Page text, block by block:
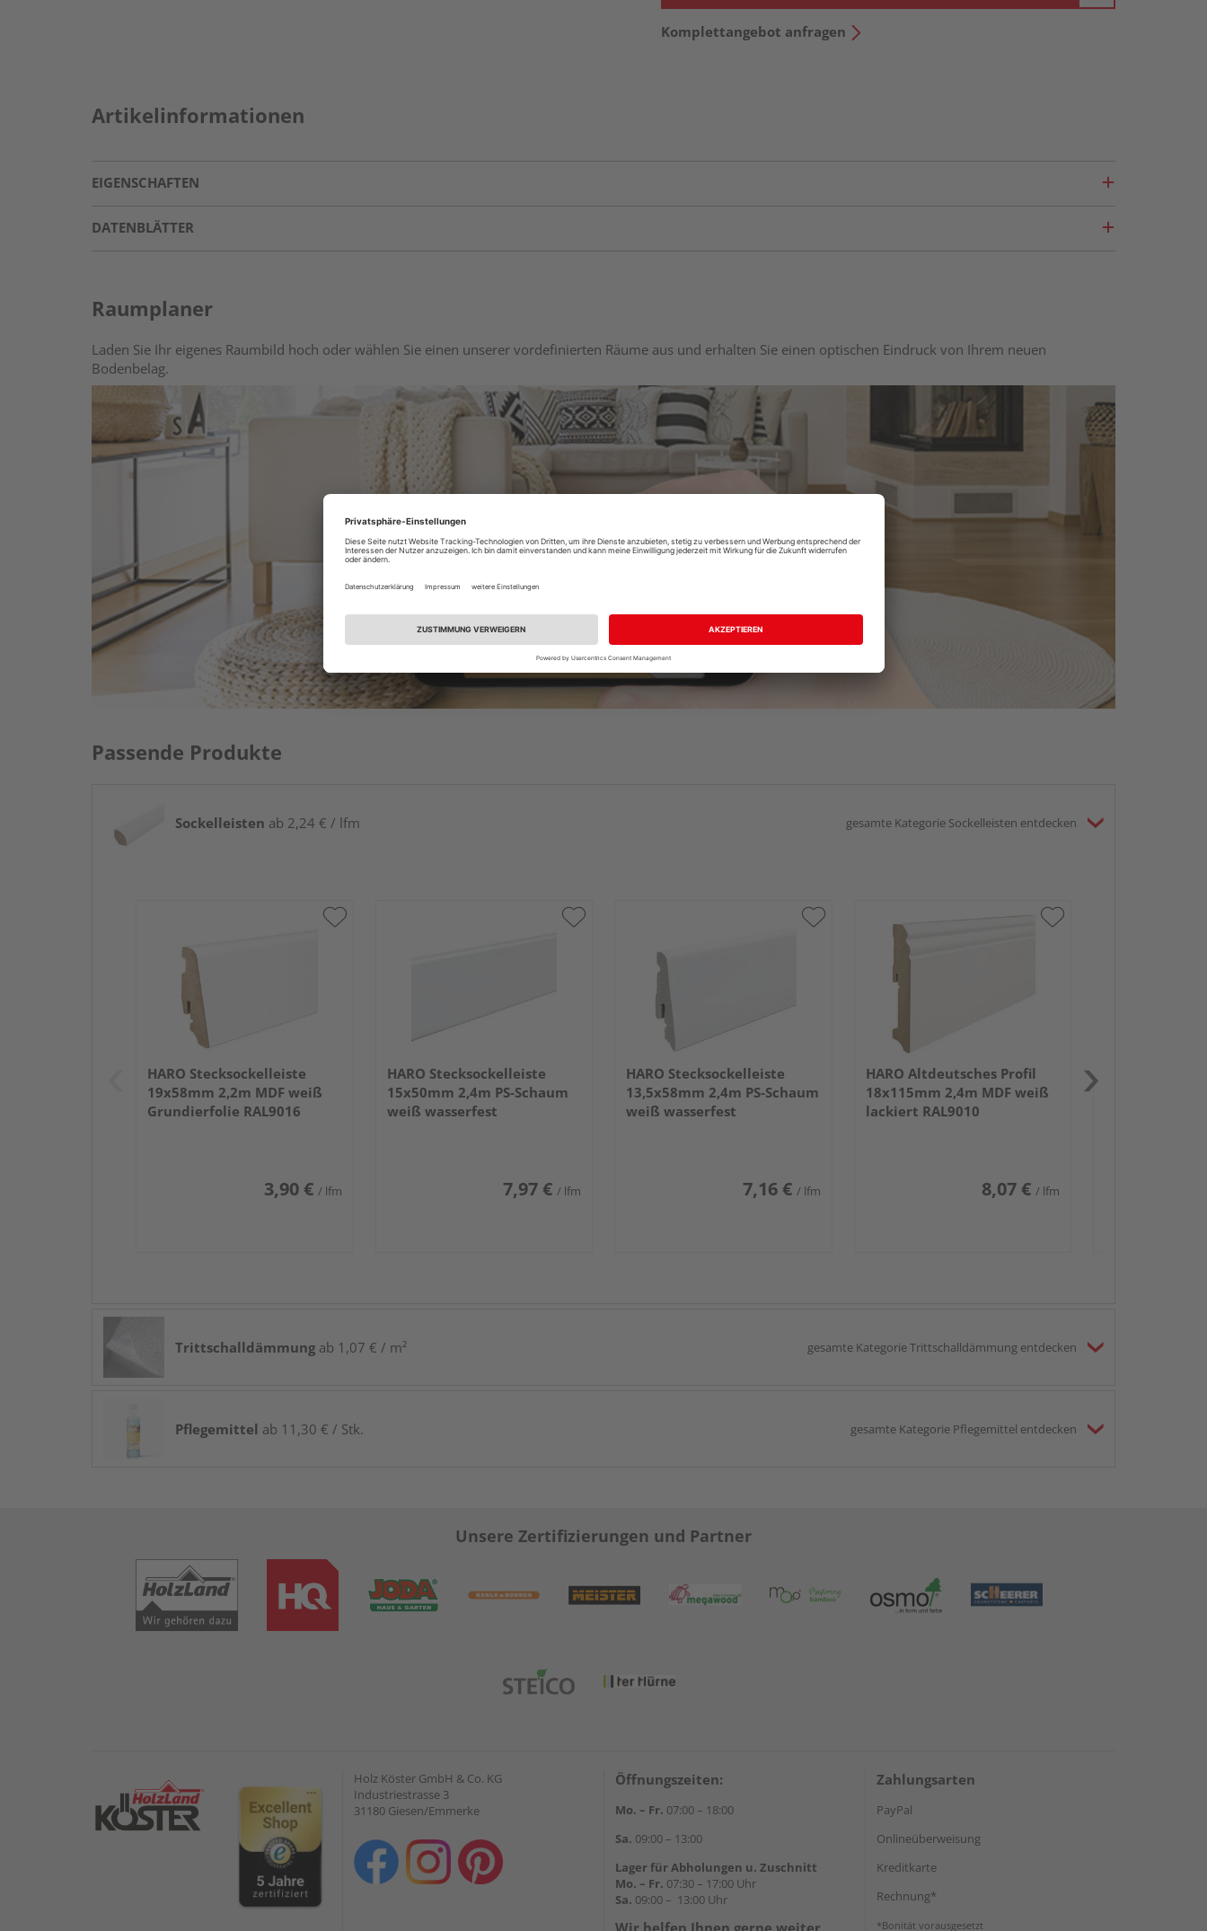
Komplettangebot anfragen
Artikelinformationen
EIGENSCHAFTEN
DATENBLÄTTER
Raumplaner
Laden Sie Ihr eigenes Raumbild hoch oder wählen Sie einen unserer vordefinierten Räume aus und erhalten Sie einen optischen Eindruck von Ihrem neuen
Bodenbelag.
Raumplaner
Passende Produkte
Sockelleisten ab 2,24 € / lfm gesamte Kategorie Sockelleisten entdecken
HARO Stecksockelleiste
19x58mm 2,2m MDF weiß
Grundierfolie RAL9016
3,90 € / lfm
HARO Stecksockelleiste
15x50mm 2,4m PS-Schaum
weiß wasserfest
7,97 € / lfm
HARO Stecksockelleiste
13,5x58mm 2,4m PS-Schaum
weiß wasserfest
7,16 € / lfm
HARO Altdeutsches Profil
18x115mm 2,4m MDF weiß
lackiert RAL9010
8,07 € / lfm
Trittschalldämmung ab 1,07 € / m² gesamte Kategorie Trittschalldämmung entdecken
Pflegemittel ab 11,30 € / Stk. gesamte Kategorie Pflegemittel entdecken
Unsere Zertifizierungen und Partner
Holz Köster GmbH & Co. KG
Industriestrasse 3
31180 Giesen/Emmerke
Öffnungszeiten:
Mo. – Fr. 07:00 – 18:00
Sa. 09:00 – 13:00
Lager für Abholungen u. Zuschnitt
Mo. – Fr. 07:30 – 17:00 Uhr
Sa. 09:00 – 13:00 Uhr
Wir helfen Ihnen gerne weiter
Zahlungsarten
PayPal
Onlineüberweisung
Kreditkarte
Rechnung*
*Bonität vorausgesetzt